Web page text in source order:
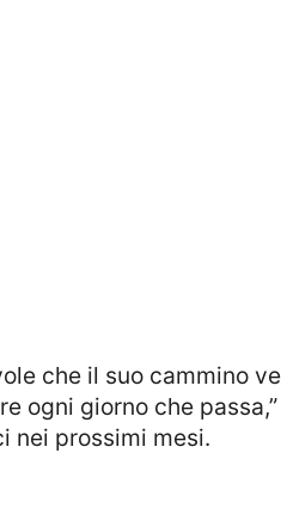
che il suo cammino
ogni giorno che
nei prossimi mesi.